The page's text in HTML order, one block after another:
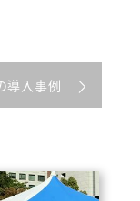
導入事例